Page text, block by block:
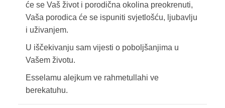
će se Vaš život i porodična okolina preokrenuti,
Vaša porodica će se ispuniti svjetlošću, ljubavlju
i uživanjem.
U iščekivanju sam vijesti o poboljšanjima u
Vašem životu.
Esselamu alejkum ve rahmetullahi ve
berekatuhu.